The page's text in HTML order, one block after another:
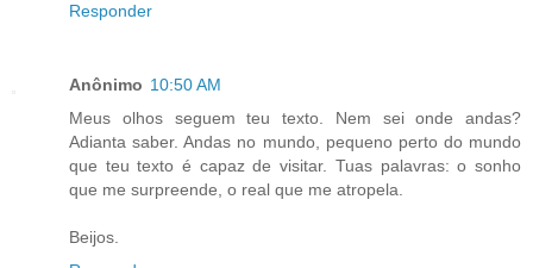
Responder
Anônimo 10:50 AM
Meus olhos seguem teu texto. Nem sei onde andas?
Adianta saber. Andas no mundo, pequeno perto do mundo
que teu texto é capaz de visitar. Tuas palavras: o sonho
que me surpreende, o real que me atropela.
Beijos.